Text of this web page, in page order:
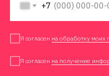
+7
Я согласен на обработку моих
Я согласен на получение